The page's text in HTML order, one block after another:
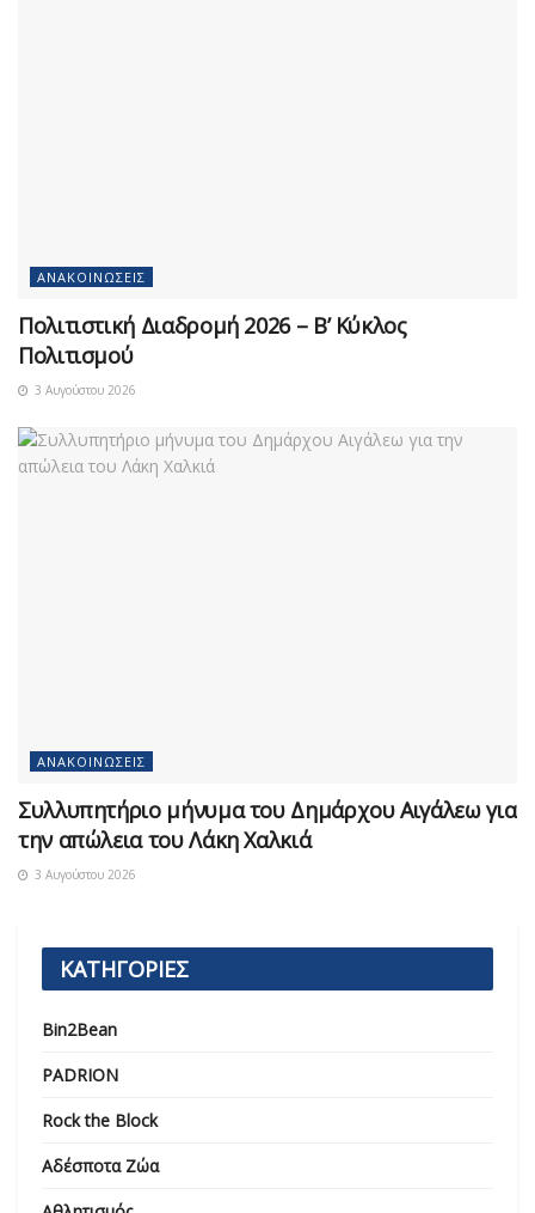
ΑΝΑΚΟΙΝΏΣΕΙΣ
Πολιτιστική Διαδρομή 2026 – Β’ Κύκλος
Πολιτισμού
3 Αυγούστου 2026
ΑΝΑΚΟΙΝΏΣΕΙΣ
Συλλυπητήριο μήνυμα του Δημάρχου Αιγάλεω για
την απώλεια του Λάκη Χαλκιά
3 Αυγούστου 2026
ΚΑΤΗΓΟΡΙΕΣ
Bin2Bean
PADRION
Rock the Block
Αδέσποτα Ζώα